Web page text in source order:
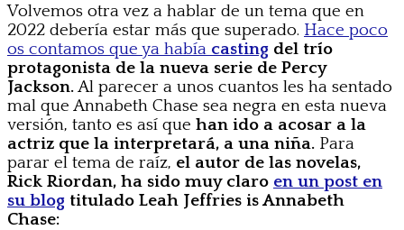
Volvemos otra vez a hablar de un tema que en
2022 debería estar más que superado. Hace poco
os contamos que ya había casting del trío
protagonista de la nueva serie de Percy
Jackson.Al parecer a unos cuantos les ha sentado
mal que Annabeth Chase sea negra en esta nueva
versión, tanto es así que han ido a acosar a la
actriz que la interpretará, a una niña. Para
parar el tema de raíz, el autor de las novelas,
Rick Riordan, ha sido muy claro en un post en
su blog titulado Leah Jeffries is Annabeth
Chase: